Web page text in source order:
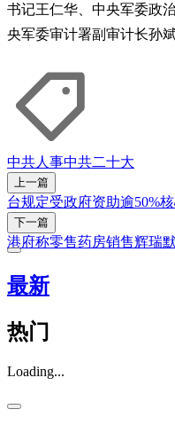
书记王仁华、中央军委政
央军委审计署副审计长孙斌
中共人事中共二十大
上一篇
台规定受政府资助逾50%
下一篇
港府称零售药房销售辉瑞
最新
热门
Loading...